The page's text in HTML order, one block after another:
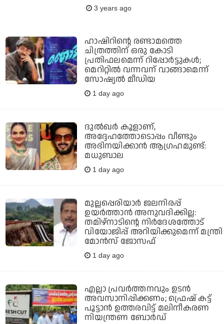
3 years ago
ഹാഷിറിന്റെ രണ്ടാമത്തെ
ചിത്രത്തിന് ഒരു കോടി
പ്രതിഫലമെന്ന് റിപ്പോര്‍ട്ടുകള്‍;
മെറിറ്റില്‍ വന്നവന് വാങ്ങാമെന്ന്
സോഷ്യല്‍ മീഡിയ
1 day ago
ദുല്‍ഖര്‍ കൂളാണ്,
അദ്ദേഹത്തോടൊപ്പം വീണ്ടും
അഭിനയിക്കാന്‍ ആഗ്രഹമുണ്ട്:
മധുബാല
1 day ago
മുല്ലപ്പെരിയാര്‍ ജലനിരപ്പ്
ഉയര്‍ത്താന്‍ അനുവദിക്കില്ല:
തമിഴ്‌നാടിന്റെ നിര്‍ദേശത്തോട്
വിയോജിപ്പ് അറിയിക്കുമെന്ന് മന്ത്രി
മോന്‍സ് ജോസഫ്
1 day ago
എല്ലാ പ്രവര്‍ത്തനവും ഉടന്‍
അവസാനിപ്പിക്കണം; ഫ്രെഷ് കട്ട്
പൂട്ടാന്‍ ഉത്തരവിട്ട് മലിനീകരണ
നിയന്ത്രണ ബോര്‍ഡ്